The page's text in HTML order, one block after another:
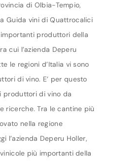
di Olbia-Tempio,
Guida vini di Quattrocalici
produttori della
cui l’azienda Deperu
le regioni d’Italia vi sono
di vino. E’ per questo
produttori di vino da
ricerche. Tra le cantine più
nella regione
l’azienda Deperu Holler,
più importanti della